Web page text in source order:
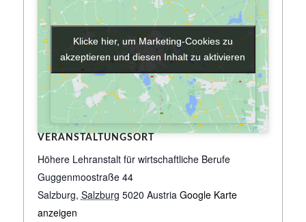
VERANSTALTUNGSORT
Höhere Lehranstalt für wirtschaftliche Berufe
Guggenmoostraße 44
Salzburg, Salzburg 5020 Austria Google Karte
anzeigen
Klicke hier, um Marketing-Cookies zu
akzeptieren und diesen Inhalt zu aktivieren
Klicke hier, um Marketing-Cookies zu
akzeptieren und diesen Inhalt zu aktivieren